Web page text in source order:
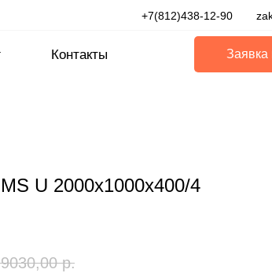
Контакты
+7(812)438-12-90
Заявка
U 2000x1000x400/4
9030,00 р.